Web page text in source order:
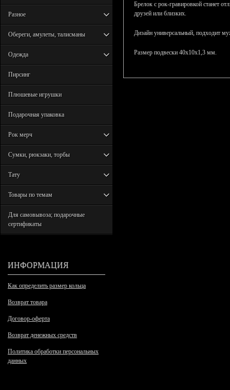
Разное
Обереги, амулеты, талисманы
Одежда
Пирсинг
Плюшевые игрушки
Подарочная упаковка
Рок мерч
Сумки, рюкзаки, торбы
Тату
Товары по темам
Для самовывоза; подарочные
сертификаты
ИНФОРМАЦИЯ
Как определить размер кольца
Возврат товара
Договор-оферта
Возврат денежных средств
Политика обработки персональных
данных
Брелок с рок-гравировкой станет
друзей или близких.
Дизайн универсальный, подходит
Размер подвески 40х10х1,3 мм.